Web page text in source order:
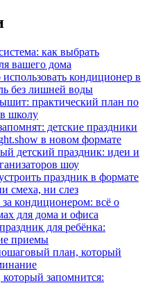
как выбрать
вашего дома
кондиционер в
без лишней воды
практический план по
школу
детские праздники
в новом формате
детский праздник: идеи и
шоу
праздник в формате
смеха, ни слез
кондиционером: всё о
для дома и офиса
для ребёнка:
приемы
план, который
запомнится: